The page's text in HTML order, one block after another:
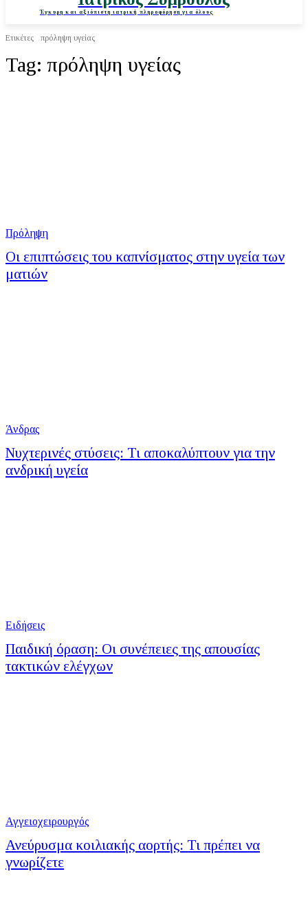
Έγκυρη και αξιόπιστη ιατρική πληροφόρηση για όλους
Ετικέτες πρόληψη υγείας
Tag: πρόληψη υγείας
Πρόληψη
Οι επιπτώσεις του καπνίσματος στην υγεία των
ματιών
Άνδρας
Νυχτερινές στύσεις: Τι αποκαλύπτουν για την
ανδρική υγεία
Ειδήσεις
Παιδική όραση: Οι συνέπειες της απουσίας
τακτικών ελέγχων
Αγγειοχειρουργός
Ανεύρυσμα κοιλιακής αορτής: Τι πρέπει να
γνωρίζετε